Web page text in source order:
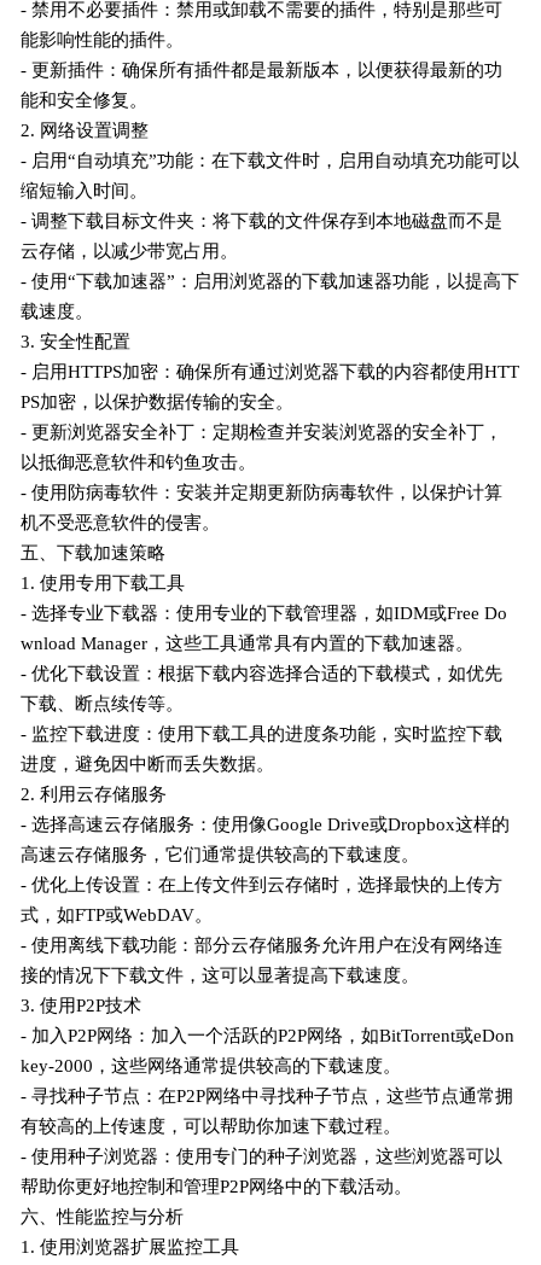
- 禁用不必要插件：禁用或卸载不需要的插件，特别是那些可
能影响性能的插件。
- 更新插件：确保所有插件都是最新版本，以便获得最新的功
能和安全修复。
2. 网络设置调整
- 启用“自动填充”功能：在下载文件时，启用自动填充功能可以
缩短输入时间。
- 调整下载目标文件夹：将下载的文件保存到本地磁盘而不是
云存储，以减少带宽占用。
- 使用“下载加速器”：启用浏览器的下载加速器功能，以提高下
载速度。
3. 安全性配置
- 启用HTTPS加密：确保所有通过浏览器下载的内容都使用HTT
PS加密，以保护数据传输的安全。
- 更新浏览器安全补丁：定期检查并安装浏览器的安全补丁，
以抵御恶意软件和钓鱼攻击。
- 使用防病毒软件：安装并定期更新防病毒软件，以保护计算
机不受恶意软件的侵害。
五、下载加速策略
1. 使用专用下载工具
- 选择专业下载器：使用专业的下载管理器，如IDM或Free Do
wnload Manager，这些工具通常具有内置的下载加速器。
- 优化下载设置：根据下载内容选择合适的下载模式，如优先
下载、断点续传等。
- 监控下载进度：使用下载工具的进度条功能，实时监控下载
进度，避免因中断而丢失数据。
2. 利用云存储服务
- 选择高速云存储服务：使用像Google Drive或Dropbox这样的
高速云存储服务，它们通常提供较高的下载速度。
- 优化上传设置：在上传文件到云存储时，选择最快的上传方
式，如FTP或WebDAV。
- 使用离线下载功能：部分云存储服务允许用户在没有网络连
接的情况下下载文件，这可以显著提高下载速度。
3. 使用P2P技术
- 加入P2P网络：加入一个活跃的P2P网络，如BitTorrent或eDon
key-2000，这些网络通常提供较高的下载速度。
- 寻找种子节点：在P2P网络中寻找种子节点，这些节点通常拥
有较高的上传速度，可以帮助你加速下载过程。
- 使用种子浏览器：使用专门的种子浏览器，这些浏览器可以
帮助你更好地控制和管理P2P网络中的下载活动。
六、性能监控与分析
1. 使用浏览器扩展监控工具